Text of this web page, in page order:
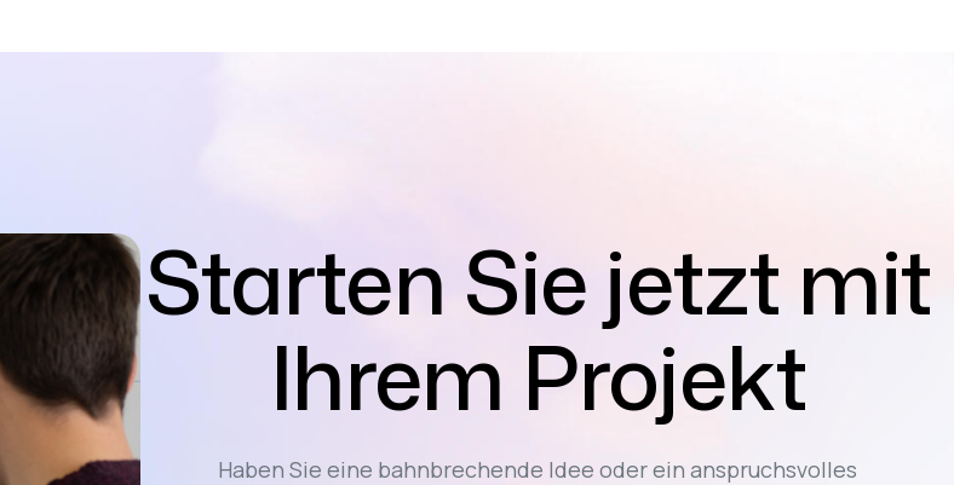
Starten Sie jetzt mit
Ihrem Projekt
Haben Sie eine bahnbrechende Idee oder ein anspruchsvolles